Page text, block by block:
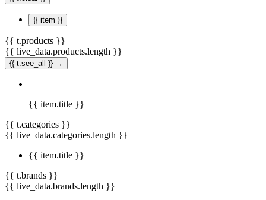
{{ item }}
{{ t.products }}
{{ live_data.products.length }}
{{ t.see_all }} →
{{ item.title }}
{{ t.categories }}
{{ live_data.categories.length }}
{{ item.title }}
{{ t.brands }}
{{ live_data.brands.length }}